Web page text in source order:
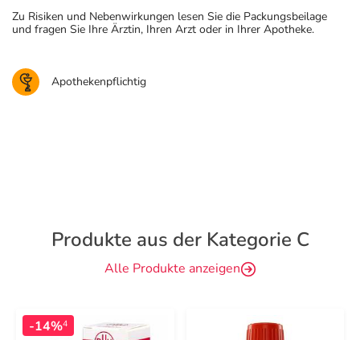
Zu Risiken und Nebenwirkungen lesen Sie die Packungsbeilage
und fragen Sie Ihre Ärztin, Ihren Arzt oder in Ihrer Apotheke.
Apothekenpflichtig
Produkte aus der Kategorie C
Alle Produkte anzeigen
-14%4